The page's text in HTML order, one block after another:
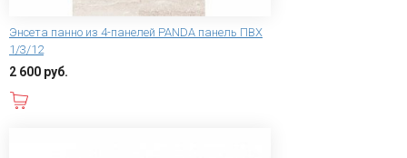
Энсета панно из 4-панелей PANDA панель ПВХ
1/3/12
2 600 руб.